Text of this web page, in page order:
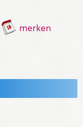
merken